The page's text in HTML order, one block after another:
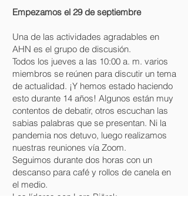
Empezamos el 29 de septiembre
Una de las actividades agradables en
AHN es el grupo de discusión.
Todos los jueves a las 10:00 a. m. varios
miembros se reúnen para discutir un tema
de actualidad. ¡Y hemos estado haciendo
esto durante 14 años! Algunos están muy
contentos de debatir, otros escuchan las
sabias palabras que se presentan. Ni la
pandemia nos detuvo, luego realizamos
nuestras reuniones vía Zoom.
Seguimos durante dos horas con un
descanso para café y rollos de canela en
el medio.
Los líderes son Lars Biörck